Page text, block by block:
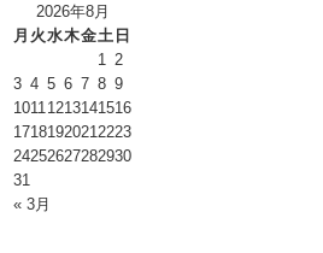
2026年8月
月 火水木金土 日
1
2
3 4 5 6 7 8 9
1011 1213141516
1718192021 2223
24252627282930
31
« 3月